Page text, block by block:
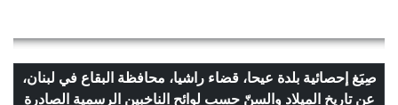
صِيَغ إحصائية بلدة عيحا، قضاء راشيا، محافظة البقاع في لبنان،
عن تاريخ الميلاد والسنّ حسب لوائح الناخبين الرسمية الصادرة